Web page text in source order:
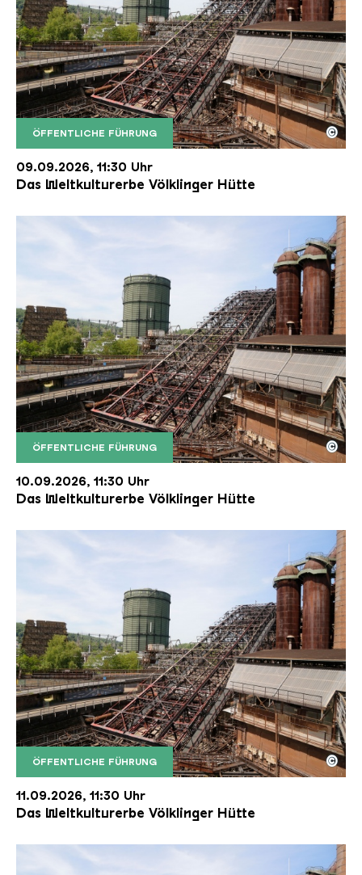
ÖFFENTLICHE FÜHRUNG
Der Erzschrägaufzug der Völklinger Hütte mit
Copyright: Weltkulturerbe Völklinger Hütte | Karl
©
09.09.2026, 11:30 Uhr
Das Weltkulturerbe Völklinger Hütte
ÖFFENTLICHE FÜHRUNG
Der Erzschrägaufzug der Völklinger Hütte mit
Copyright: Weltkulturerbe Völklinger Hütte | Karl
©
10.09.2026, 11:30 Uhr
Das Weltkulturerbe Völklinger Hütte
ÖFFENTLICHE FÜHRUNG
Der Erzschrägaufzug der Völklinger Hütte mit
Copyright: Weltkulturerbe Völklinger Hütte | Karl
©
11.09.2026, 11:30 Uhr
Das Weltkulturerbe Völklinger Hütte